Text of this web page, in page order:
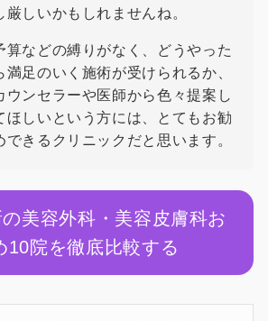
厳しいかもしれませんね。
算などの縛りがなく、どうやった
満足のいく施術が受けられるか、
ウンセラーや医師から色々提案し
ほしいという方には、とてもお勧
できるクリニックだと思います。
美容外科・美容皮膚科お
10院を徹底比較する